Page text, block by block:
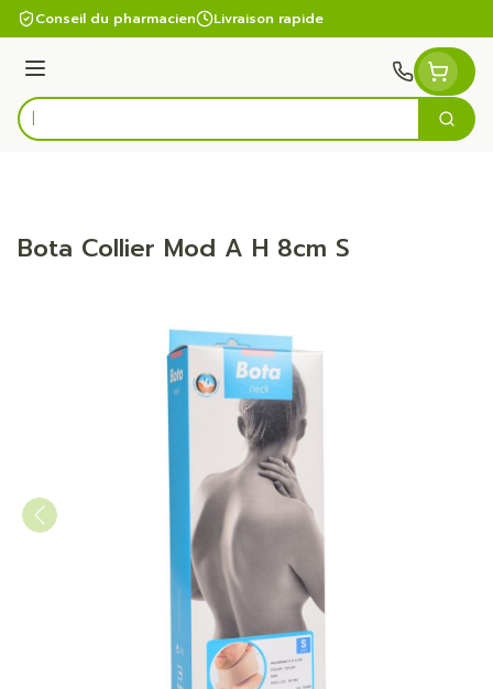
Aller au contenu
Conseil du pharmacien Livraison rapide
Menu
Rechercher
Bota Collier Mod A H 8cm S